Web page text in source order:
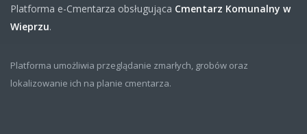
Platforma e-Cmentarza obsługująca Cmentarz Komunalny w
Wieprzu.
Platforma umożliwia przeglądanie zmarłych, grobów oraz
lokalizowanie ich na planie cmentarza.